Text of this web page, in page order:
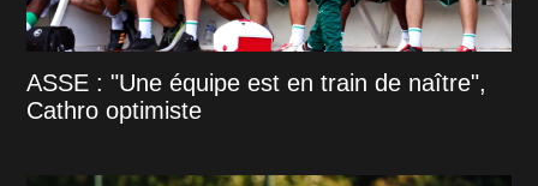
ASSE : "Une équipe est en train de naître",
Cathro optimiste